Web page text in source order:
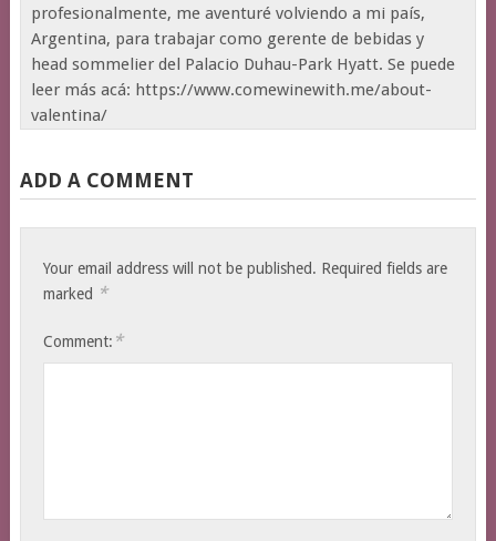
profesionalmente, me aventuré volviendo a mi país,
Argentina, para trabajar como gerente de bebidas y
head sommelier del Palacio Duhau-Park Hyatt. Se puede
leer más acá: https://www.comewinewith.me/about-
valentina/
ADD A COMMENT
Your email address will not be published. Required fields are
marked *
Comment: *